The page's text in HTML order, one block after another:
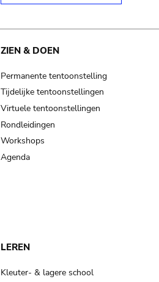
ZIEN & DOEN
Permanente tentoonstelling
Tijdelijke tentoonstellingen
Virtuele tentoonstellingen
Rondleidingen
Workshops
Agenda
LEREN
Kleuter- & lagere school